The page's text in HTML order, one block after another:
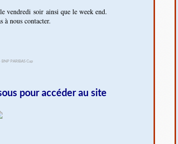
vendredi soir ainsi que le week end.
à nous contacter.
pour accéder au site